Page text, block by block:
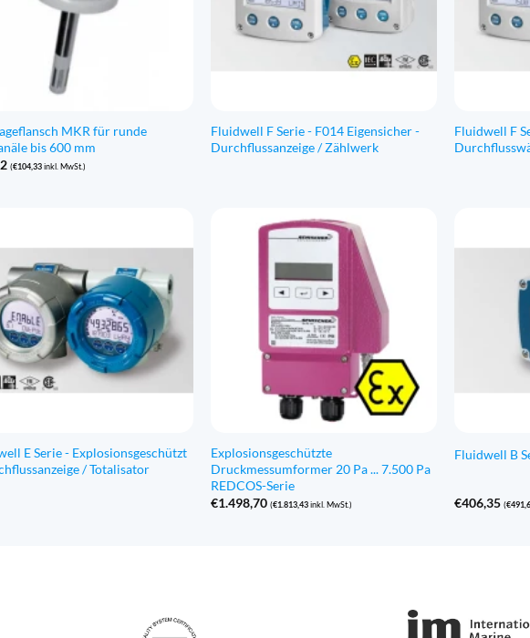
MKR für runde
bis 600 mm
(€104,33inkl. MwSt.)
Fluidwell F Serie - F014 Eigensicher -
Durchflussanzeige / Zählwerk
Fluidwell F
E Serie - Explosionsgeschützt
/ Totalisator
Explosionsgeschützte
Druckmessumformer 20 Pa ... 7.500 Pa
REDCOS-Serie
€1.498,70 (€1.813,43inkl. MwSt.)
Fluidwell B
€406,35 (€